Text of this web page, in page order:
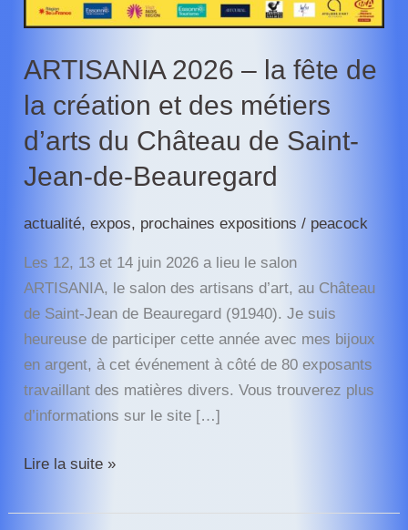
ARTISANIA 2026 – la fête de
la création et des métiers
d’arts du Château de Saint-
Jean-de-Beauregard
actualité,expos, prochaines expositions / peacock
Les 12, 13 et 14 juin 2026 a lieu le salon
ARTISANIA, le salon des artisans d’art, au Château
de Saint-Jean de Beauregard (91940). Je suis
heureuse de participer cette année avec mes bijoux
en argent, à cet événement à côté de 80 exposants
travaillant des matières divers. Vous trouverez plus
d’informations sur le site […]
ARTISANIA
–
Lire la suite »